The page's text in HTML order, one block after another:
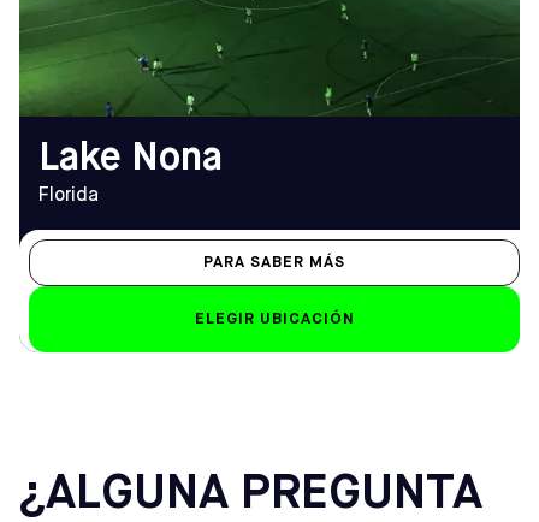
Sáb: 8 h - 23 h; Dom: 8 h -
(407) 863-3101
EMAIL
lakenona@sofive.com
Lake Nona
Florida
PARA SABER MÁS
ELEGIR UBICACIÓN
¿ALGUNA PREGUNTA